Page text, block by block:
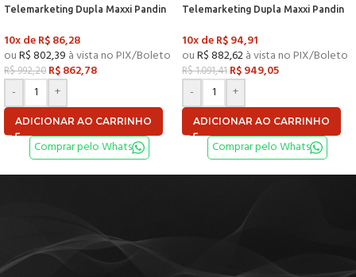
Telemarketing Dupla Maxxi Pandin
10x deR$86,28
ouR$802,39 à vista no PIX/Boleto
R$992,20 R$862,78
-
+
ADICIONAR AO CARRINHO
Comprar pelo Whats
Telemarketing Dupla Maxxi Pandin
10x deR$94,91
ouR$882,62à vista no PIX/Boleto
R$1.091,41 R$949,05
-
+
ADICIONAR AO CARRINHO
Comprar pelo Whats